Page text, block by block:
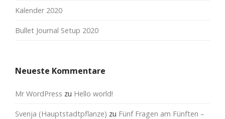
Kalender 2020
Bullet Journal Setup 2020
Neueste Kommentare
Mr WordPress zu Hello world!
Svenja (Hauptstadtpflanze) zu Fünf Fragen am Fünften –